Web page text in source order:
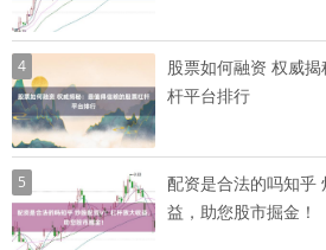
4
股票如何融资 权威
杆平台排行
5
配资是合法的吗知乎
益，助您股市掘金！